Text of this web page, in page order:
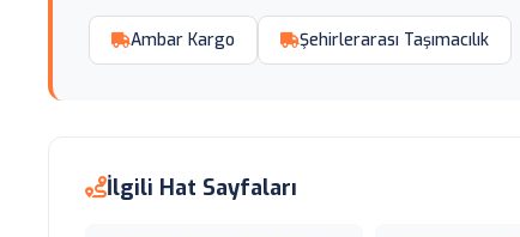
Ambar Kargo Şehirlerarası Taşımacılık
İlgili Hat Sayfaları